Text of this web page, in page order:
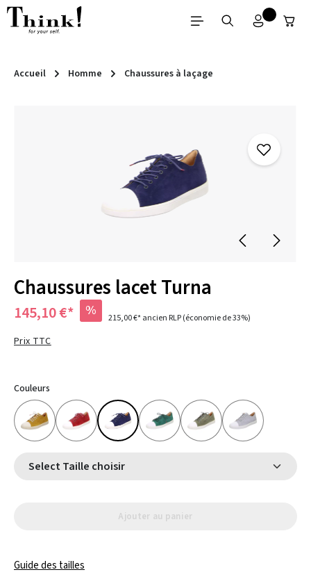
Passer au contenu principal
Accueil Homme Chaussures à laçage
Chaussures lacet Turna
145,10 €* % 215,00 €*ancien RLP(économie de 33%)
Prix TTC
Couleurs
Select Taille choisir
Ajouter au panier
Guide des tailles